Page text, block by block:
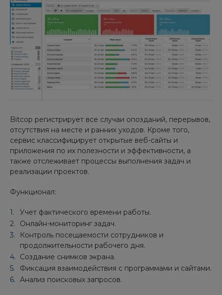
Bitcop регистрирует все случаи опозданий, перерывов,
отсутствия на месте и ранних уходов. Кроме того,
сервис классифицирует открытые веб-сайты и
приложения по их полезности и эффективности, а
также отслеживает процессы выполнения задач и
реализации проектов.
Функционал:
Учет фактического времени работы.
Онлайн-мониторинг задач.
Контроль посещаемости сотрудников и
продолжительности рабочего дня.
Создание снимков экрана.
Фиксация взаимодействия с программами и сайтами.
Анализ поисковых запросов.